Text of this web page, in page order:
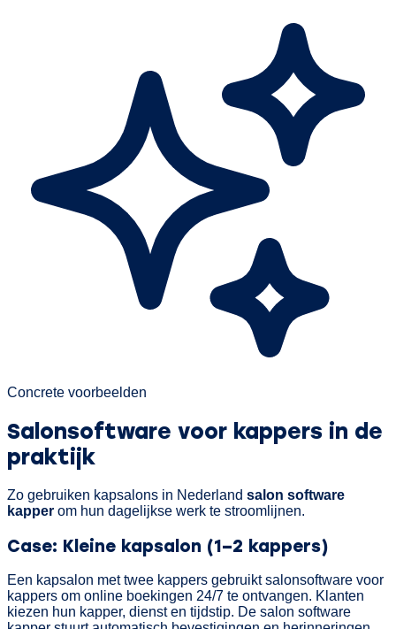
Concrete voorbeelden
Salonsoftware voor kappers in de
praktijk
Zo gebruiken kapsalons in Nederland salon software
kapper om hun dagelijkse werk te stroomlijnen.
Case: Kleine kapsalon (1–2 kappers)
Een kapsalon met twee kappers gebruikt salonsoftware voor
kappers om online boekingen 24/7 te ontvangen. Klanten
kiezen hun kapper, dienst en tijdstip. De salon software